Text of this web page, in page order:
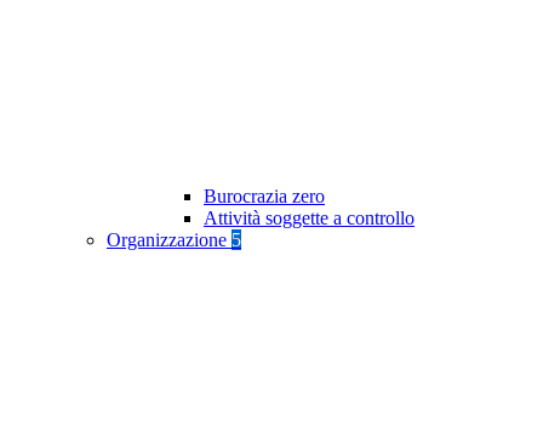
Burocrazia zero
Attività soggette a controllo
Organizzazione 5